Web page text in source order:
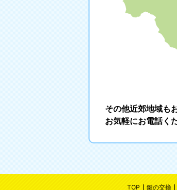
その他近郊地域も
お気軽にお電話く
TOP 鍵の交換